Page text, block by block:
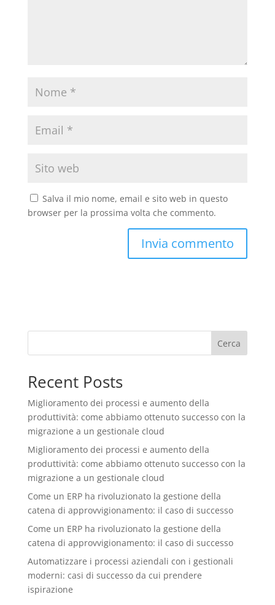
Salva il mio nome, email e sito web in questo
browser per la prossima volta che commento.
Cerca
Recent Posts
Miglioramento dei processi e aumento della
produttività: come abbiamo ottenuto successo con la
migrazione a un gestionale cloud
Miglioramento dei processi e aumento della
produttività: come abbiamo ottenuto successo con la
migrazione a un gestionale cloud
Come un ERP ha rivoluzionato la gestione della
catena di approvvigionamento: il caso di successo
Come un ERP ha rivoluzionato la gestione della
catena di approvvigionamento: il caso di successo
Automatizzare i processi aziendali con i gestionali
moderni: casi di successo da cui prendere
ispirazione